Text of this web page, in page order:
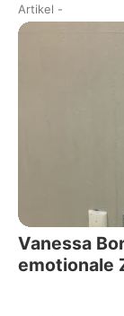
Artikel -
Vanessa
emotionale